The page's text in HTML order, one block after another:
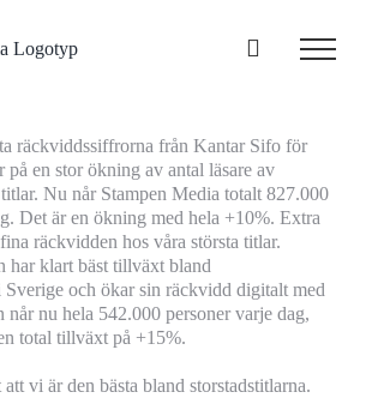
räckviddssiffrorna från Kantar Sifo för
på en stor ökning av antal läsare av
Nu når Stampen Media totalt 827.000
Det är en ökning med hela +10%. Extra
räckvidden hos våra största titlar.
har klart bäst tillväxt bland
Sverige och ökar sin räckvidd digitalt med
når nu hela 542.000 personer varje dag,
total tillväxt på +15%.
vi är den bästa bland storstadstitlarna.